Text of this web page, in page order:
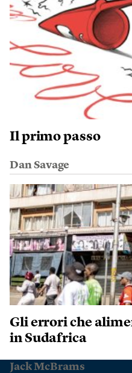
Il primo passo
Dan Savage
Gli errori che
in Sudafrica
Jack McBrams